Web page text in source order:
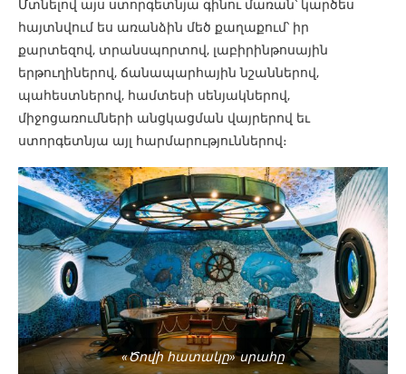
Մտնելով այս ստորգետնյա գինու մառան՝ կարծես
հայտնվում ես առանձին մեծ քաղաքում՝ իր
քարտեզով, տրանսպորտով, լաբիրինթոսային
երթուղիներով, ճանապարհային նշաններով,
պահեստներով, համտեսի սենյակներով,
միջոցառումների անցկացման վայրերով եւ
ստորգետնյա այլ հարմարություններով։
«Ծովի հատակը» սրահը